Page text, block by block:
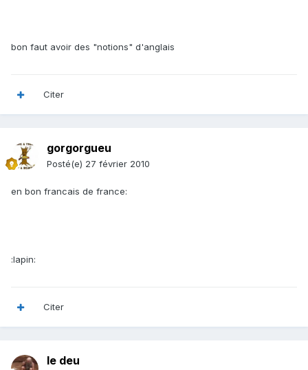
bon faut avoir des "notions" d'anglais
Citer
gorgorgueu
Posté(e) 27 février 2010
en bon francais de france:
:lapin:
Citer
le deu